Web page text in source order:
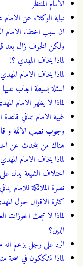
الامام المنتظر
نيابة الوكلاء عن الامام
ان سبب اختفاء الامام
ولكن الخوف زال بعد
لماذا يخاف المهدي ؟!
لماذا يخاف الامام
اسئلة بسيطة اجاب عليها
لماذا لا يظهر الامام
غيبة الامام تنافي
وجوب نصب الائمة و
هناك من يتحدث عن
لماذا يخاف الامام
اختلاف الشيعة يدل
نصرة الملائكة للامام
كثرة الاقوال حول
لماذا لا تبحث
الدين؟
الرد على رجل يزعم
لماذا تشككون في صحة